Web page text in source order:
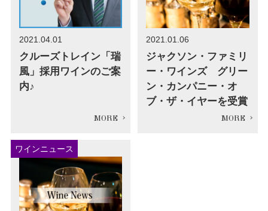
2021.04.01
クルーズトレイン「瑞
風」採用ワインのご案
内♪
2021.01.06
ジャクソン・ファミリ
ー・ワインズ グリー
ン・カンパニー・オ
ブ・ザ・イヤーを受賞
ワインニュース